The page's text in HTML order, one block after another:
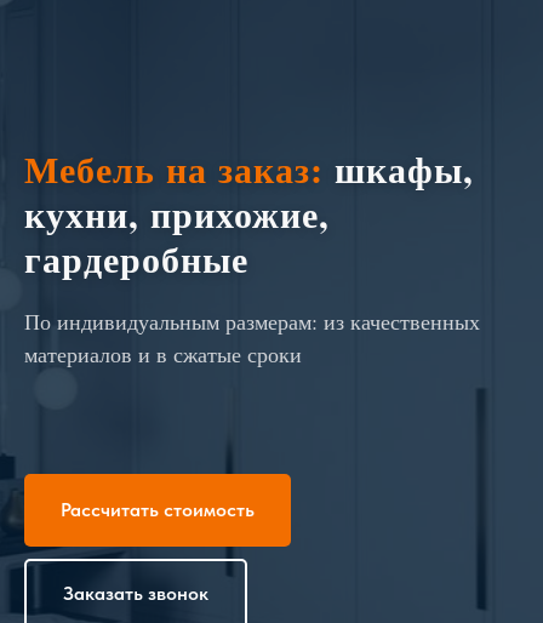
Мебель на заказ: шкафы,
кухни, прихожие,
гардеробные
По индивидуальным размерам: из качественных
материалов и в сжатые сроки
Рассчитать стоимость
Заказать звонок